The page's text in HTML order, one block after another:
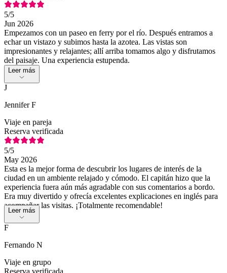
5/5
Jun 2026
Empezamos con un paseo en ferry por el río. Después entramos a
echar un vistazo y subimos hasta la azotea. Las vistas son
impresionantes y relajantes; allí arriba tomamos algo y disfrutamos
del paisaje. Una experiencia estupenda.
Leer más
J
Jennifer F
Viaje en pareja
Reserva verificada
5/5
May 2026
Esta es la mejor forma de descubrir los lugares de interés de la
ciudad en un ambiente relajado y cómodo. El capitán hizo que la
experiencia fuera aún más agradable con sus comentarios a bordo.
Era muy divertido y ofrecía excelentes explicaciones en inglés para
acompañar las visitas. ¡Totalmente recomendable!
Leer más
F
Fernando N
Viaje en grupo
Reserva verificada